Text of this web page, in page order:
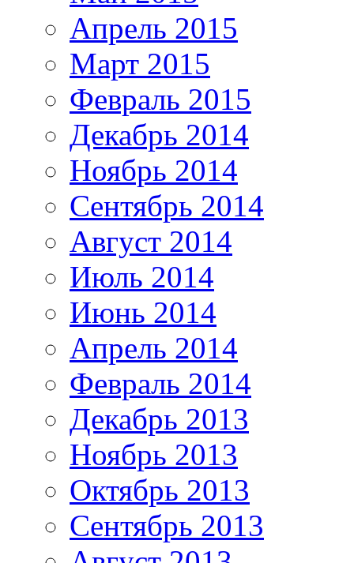
Апрель 2015
Март 2015
Февраль 2015
Декабрь 2014
Ноябрь 2014
Сентябрь 2014
Август 2014
Июль 2014
Июнь 2014
Апрель 2014
Февраль 2014
Декабрь 2013
Ноябрь 2013
Октябрь 2013
Сентябрь 2013